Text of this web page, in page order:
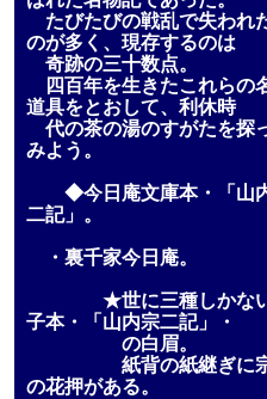
たびたびの戦乱で失われ
のが多く、現存するのは
奇跡の三十数点。
四百年を生きたこれらの
道具をとおして、利休時
代の茶の湯のすがたを探
みよう。
◆今日庵文庫本・「山
二記」。
・裏千家今日庵。
★世に三種しかな
子本・「山内宗二記」・
の白眉。
紙背の紙継ぎに
の花押がある。